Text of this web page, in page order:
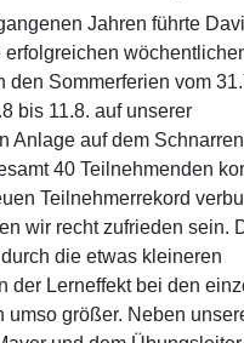
Jahren führte
den Sommerferien vom
bis 11.8. auf unserer
Anlage auf dem
40 Teilnehmenden
Teilnehmerrekord
wir recht zufrieden sein.
die etwas kleineren
der Lerneffekt bei den
umso größer. Neben